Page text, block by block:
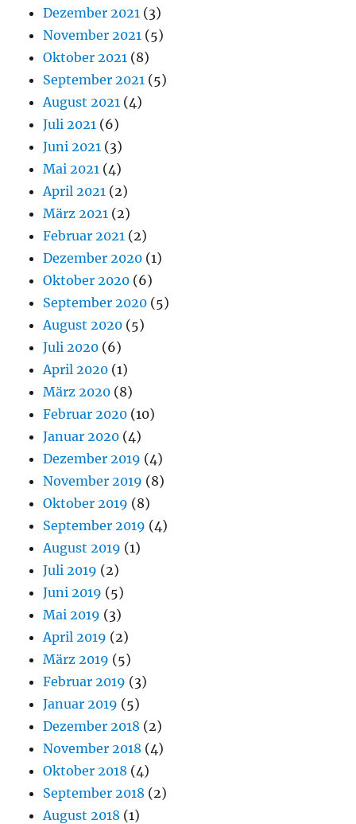
Dezember 2021 (3)
November 2021 (5)
Oktober 2021 (8)
September 2021 (5)
August 2021 (4)
Juli 2021 (6)
Juni 2021 (3)
Mai 2021 (4)
April 2021 (2)
März 2021 (2)
Februar 2021 (2)
Dezember 2020 (1)
Oktober 2020 (6)
September 2020 (5)
August 2020 (5)
Juli 2020 (6)
April 2020 (1)
März 2020 (8)
Februar 2020 (10)
Januar 2020 (4)
Dezember 2019 (4)
November 2019 (8)
Oktober 2019 (8)
September 2019 (4)
August 2019 (1)
Juli 2019 (2)
Juni 2019 (5)
Mai 2019 (3)
April 2019 (2)
März 2019 (5)
Februar 2019 (3)
Januar 2019 (5)
Dezember 2018 (2)
November 2018 (4)
Oktober 2018 (4)
September 2018 (2)
August 2018 (1)